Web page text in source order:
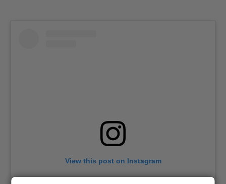
View this post on Instagram